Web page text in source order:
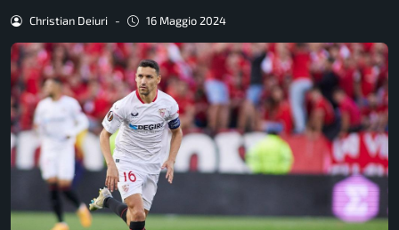
Christian Deiuri - 16 Maggio 2024